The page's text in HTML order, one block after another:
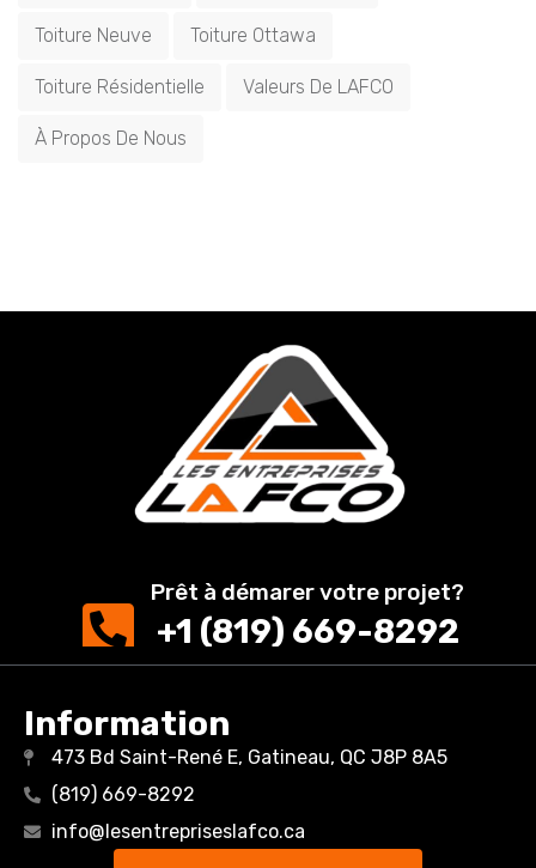
Toiture Neuve Toiture Ottawa
Toiture Résidentielle Valeurs De LAFCO
À Propos De Nous
Prêt à démarer votre projet?
+1 (819) 669-8292
Information
473 Bd Saint-René E, Gatineau, QC J8P 8A5
(819) 669-8292
info@lesentrepriseslafco.ca